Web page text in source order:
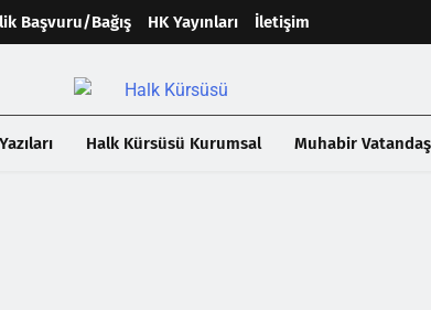
Başvuru/Bağış HK Yayınları İletişim
Halk Kürsüsü Kurumsal Muhabir